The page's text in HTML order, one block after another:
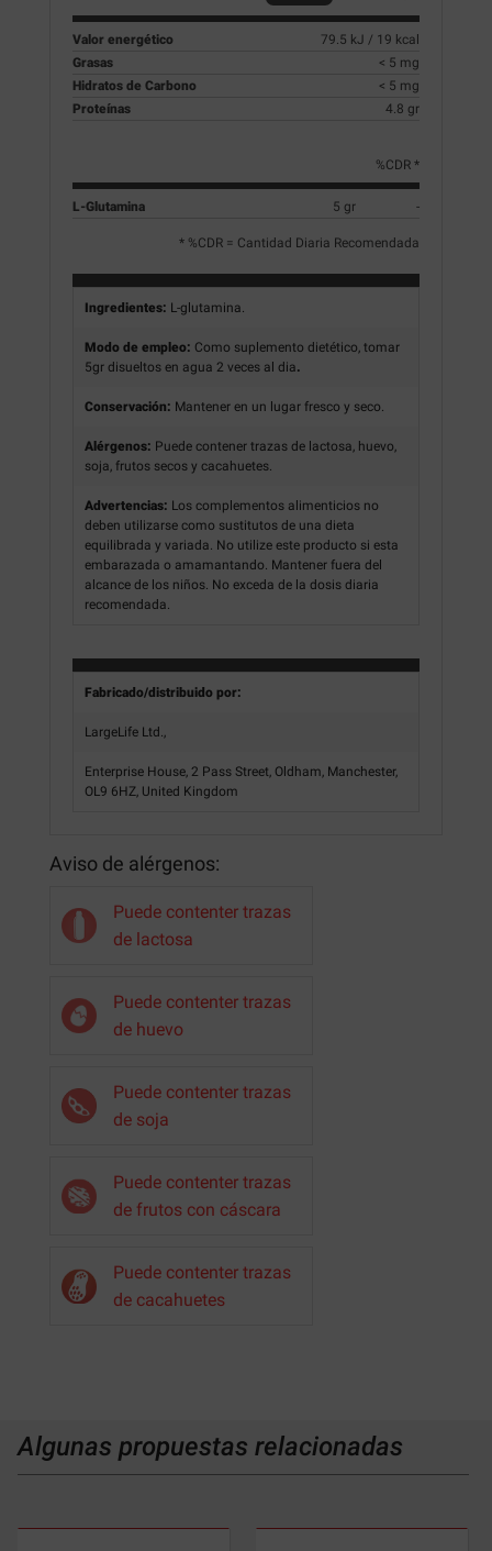
Valor energético
79.5 kJ / 19 kcal
Grasas
< 5 mg
Hidratos de Carbono
< 5 mg
Proteínas
4.8 gr
%CDR *
L-Glutamina 5 gr -
* %CDR = Cantidad Diaria Recomendada
Ingredientes: L-glutamina.
Modo de empleo: Como suplemento dietético, tomar
5gr disueltos en agua 2 veces al dia.
Conservación: Mantener en un lugar fresco y seco.
Alérgenos: Puede contener trazas de lactosa, huevo,
soja, frutos secos y cacahuetes.
Advertencias: Los complementos alimenticios no
deben utilizarse como sustitutos de una dieta
equilibrada y variada. No utilize este producto si esta
embarazada o amamantando. Mantener fuera del
alcance de los niños. No exceda de la dosis diaria
recomendada.
Fabricado/distribuido por:
LargeLife Ltd.,
Enterprise House, 2 Pass Street, Oldham, Manchester,
OL9 6HZ, United Kingdom
Aviso de alérgenos:
Puede contenter trazas
de lactosa
Puede contenter trazas
de huevo
Puede contenter trazas
de soja
Puede contenter trazas
de frutos con cáscara
Puede contenter trazas
de cacahuetes
Algunas propuestas relacionadas